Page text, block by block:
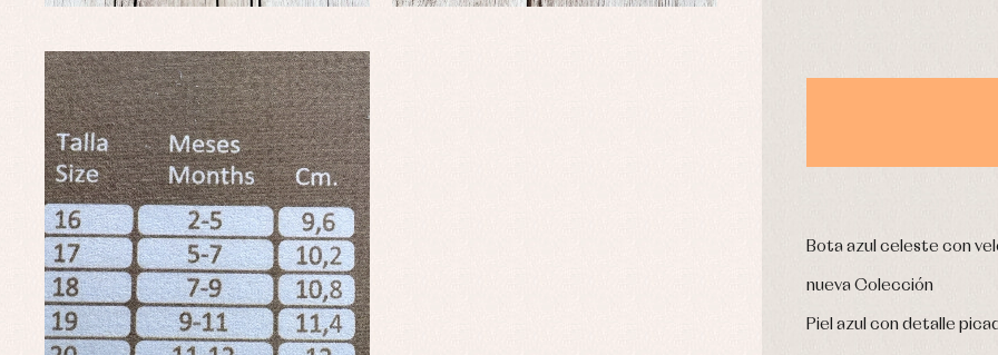
Bota azul celeste con
nueva Colección
Piel azul con detalle
Blusas, camisas y jerseys
Conjuntos
Faldones de bebé
Peleles y ranitas
Ropa interior, bodys,
pijamas...
Ropa interior